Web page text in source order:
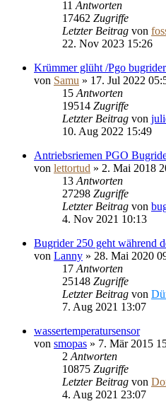
11 Antworten
17462 Zugriffe
Letzter Beitrag von
22. Nov 2023 15:26
Krümmer glüht /Pgo
von Samu » 17. Jul 2022
15 Antworten
19514 Zugriffe
Letzter Beitrag von
10. Aug 2022 15:49
Antriebsriemen PGO
von lettortud » 2. Mai 2018
13 Antworten
27298 Zugriffe
Letzter Beitrag von
4. Nov 2021 10:13
Bugrider 250 geht während
von Lanny » 28. Mai 2020
17 Antworten
25148 Zugriffe
Letzter Beitrag von
7. Aug 2021 13:07
wassertemperatursensor
von smopas » 7. Mär 2015
2 Antworten
10875 Zugriffe
Letzter Beitrag von
4. Aug 2021 23:07